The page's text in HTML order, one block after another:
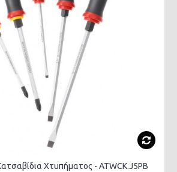
Χτυπήματος - ATWCK.J5PB